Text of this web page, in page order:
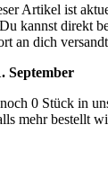
Artikel ist
kannst direkt
an dich
September
0 Stück in
mehr bestellt